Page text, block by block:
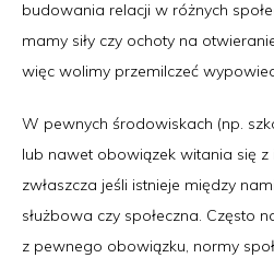
budowania relacji w różnych
mamy siły czy ochoty na
więc wolimy przemilczeć
W pewnych środowiskach (np.
lub nawet obowiązek witania się z
zwłaszcza jeśli istnieje między
służbowa czy społeczna. Często
z pewnego obowiązku, normy